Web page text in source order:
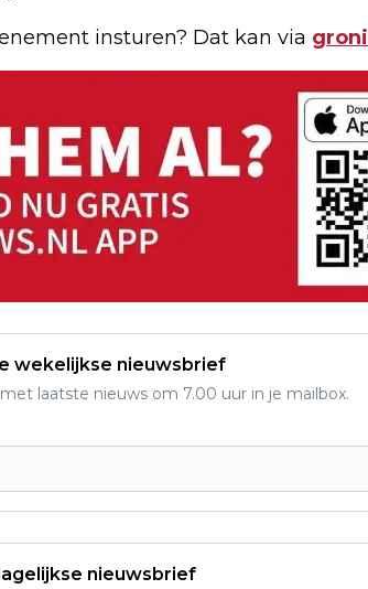
insturen? Dat kan via
wekelijkse nieuwsbrief
laatste nieuws om 7.00 uur in je mailbox.
nieuwsbrief